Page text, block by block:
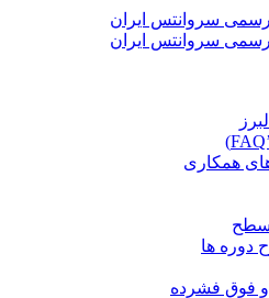
همکاری
سطح
دوره ها
فوق فشرده